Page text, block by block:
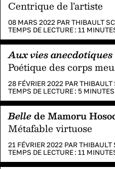
Centrique de l’artiste
08 MARS 2022 PARTHIBAULT
TEMPS DE LECTURE : 11
Aux vies anecdotiques
Poétique des corps
28 FÉVRIER 2022 PARTHIBAULT
TEMPS DE LECTURE : 5 MINUTES
Bellede Mamoru
Métafable virtuose
21 FÉVRIER 2022 PARTHIBAULT
TEMPS DE LECTURE : 11